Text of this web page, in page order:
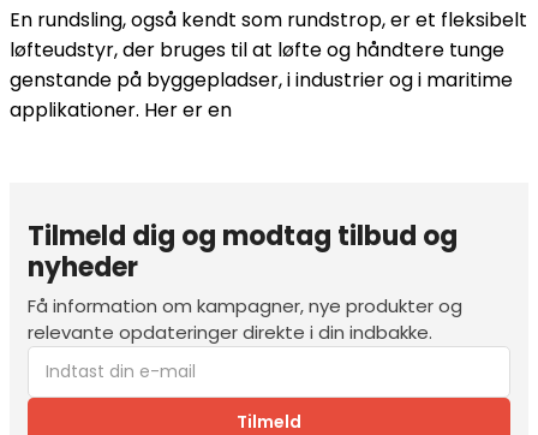
En rundsling, også kendt som rundstrop, er et fleksibelt
løfteudstyr, der bruges til at løfte og håndtere tunge
genstande på byggepladser, i industrier og i maritime
applikationer. Her er en
Tilmeld dig og modtag tilbud og
nyheder
Få information om kampagner, nye produkter og
relevante opdateringer direkte i din indbakke.
Tilmeld